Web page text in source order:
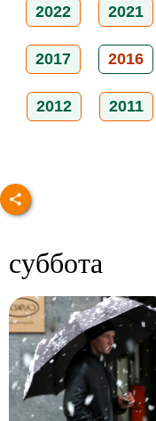
2022 2021
2017 2016
2012 2011
суббота